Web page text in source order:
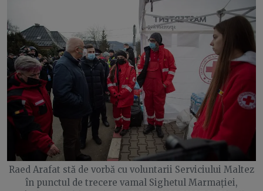
Raed Arafat stă de vorbă cu voluntarii Serviciului Maltez
în punctul de trecere vamal Sighetul Marmației,